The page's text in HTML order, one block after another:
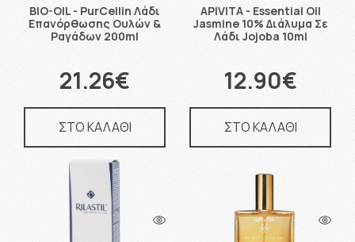
BIO-OIL - PurCellin Λάδι
Επανόρθωσης Ουλών &
Ραγάδων 200ml
21.26€
ΣΤΟ ΚΑΛΑΘΙ
APIVITA - Essential Oil
Jasmine 10% Διάλυμα Σε
Λάδι Jojoba 10ml
12.90€
ΣΤΟ ΚΑΛΑΘΙ